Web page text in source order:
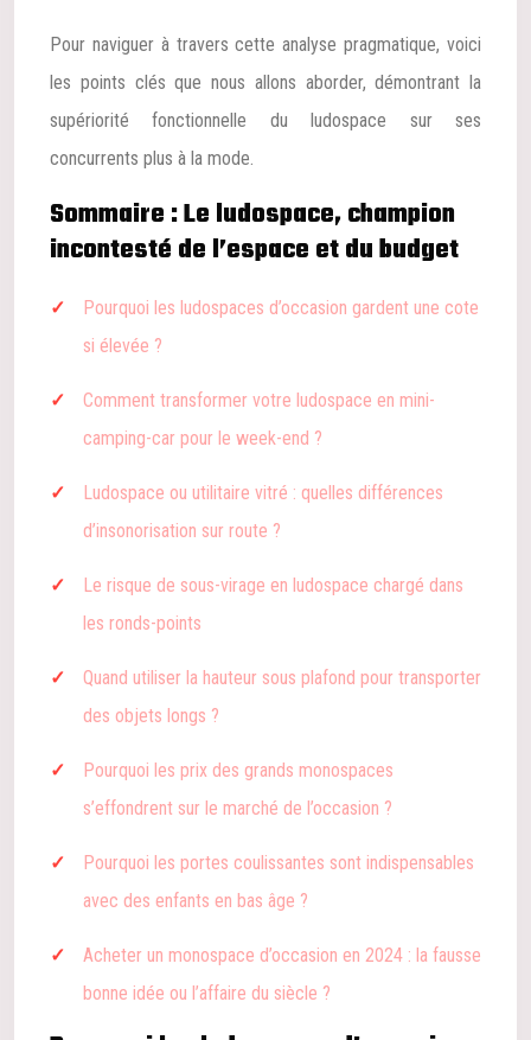
Pour naviguer à travers cette analyse pragmatique, voici
les points clés que nous allons aborder, démontrant la
supériorité fonctionnelle du ludospace sur ses
concurrents plus à la mode.
Sommaire : Le ludospace, champion
incontesté de l’espace et du budget
Pourquoi les ludospaces d’occasion gardent une cote
si élevée ?
Comment transformer votre ludospace en mini-
camping-car pour le week-end ?
Ludospace ou utilitaire vitré : quelles différences
d’insonorisation sur route ?
Le risque de sous-virage en ludospace chargé dans
les ronds-points
Quand utiliser la hauteur sous plafond pour transporter
des objets longs ?
Pourquoi les prix des grands monospaces
s’effondrent sur le marché de l’occasion ?
Pourquoi les portes coulissantes sont indispensables
avec des enfants en bas âge ?
Acheter un monospace d’occasion en 2024 : la fausse
bonne idée ou l’affaire du siècle ?